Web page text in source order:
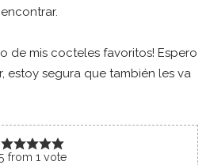
de mis cocteles favoritos! Espero
estoy segura que también les va
from 1 vote